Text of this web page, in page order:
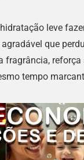
leve
que
fragrância, reforça
tempo